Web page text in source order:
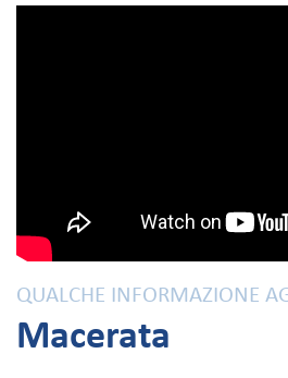
QUALCHE INFORMAZIONE
Macerata